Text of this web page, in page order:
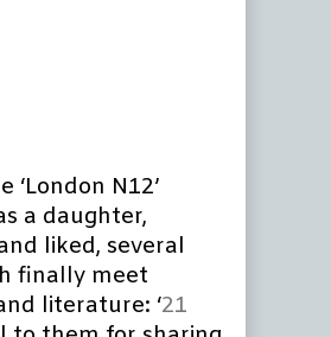
N12’
a daughter,
liked, several
finally meet
literature: ‘21